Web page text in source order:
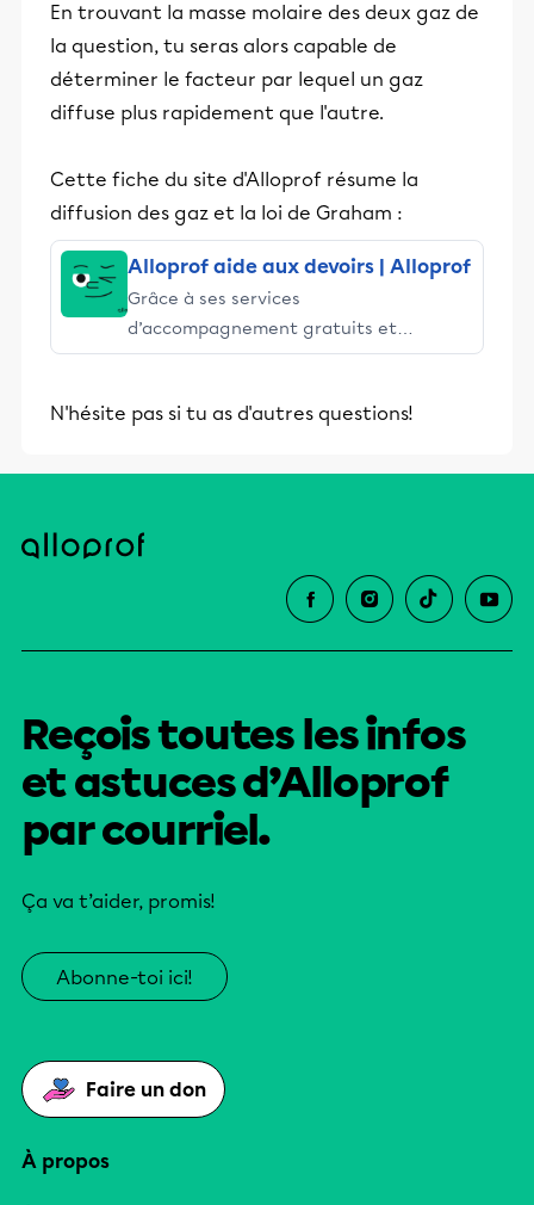
En trouvant la masse molaire des deux gaz de
la question, tu seras alors capable de
déterminer le facteur par lequel un gaz
diffuse plus rapidement que l'autre.
Cette fiche du site d'Alloprof résume la
diffusion des gaz et la loi de Graham :
Alloprof aide aux devoirs | Alloprof
Grâce à ses services
d’accompagnement gratuits et
stimulants, Alloprof engage les élèves
éducative.
N'hésite pas si tu as d'autres questions!
Reçois toutes les infos
et astuces d’Alloprof
par courriel.
Ça va t’aider, promis!
Abonne-toi ici!
Faire un don
À propos